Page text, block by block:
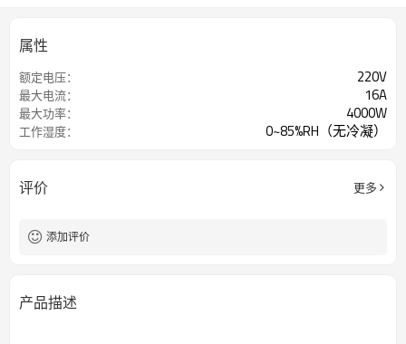
属性
额定电压： 220V
最大电流： 16A
最大功率： 4000W
工作湿度： 0~85%RH（无冷凝）
评价 更多
添加评价
产品描述